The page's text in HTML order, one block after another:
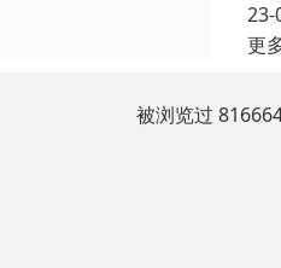
23-
更
被浏览过